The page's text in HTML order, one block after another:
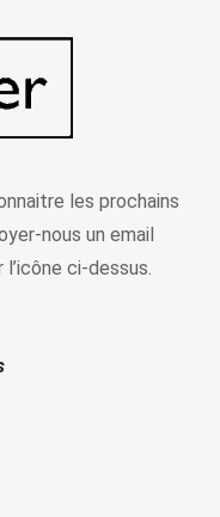
les prochains
nous un email
ci-dessus.